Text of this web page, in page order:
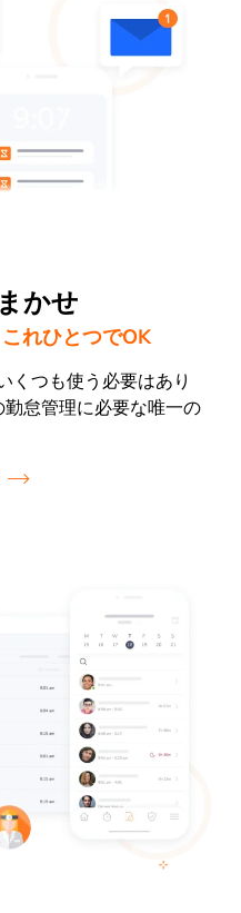
かせ
れひとつでOK
くつも使う必要はあり
怠管理に必要な唯一の